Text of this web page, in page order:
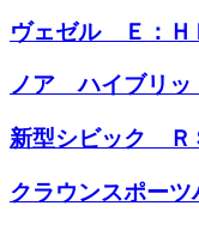
ヴェゼル Ｅ：Ｈ
ノア ハイブリッ
新型シビック Ｒ
クラウンスポー